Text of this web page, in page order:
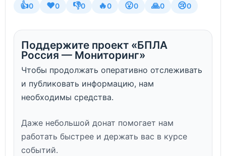
👍0 ❤️0 👎0 🔥0 😮0 🙏0 😢0
Поддержите проект «БПЛА
Россия — Мониторинг»
Чтобы продолжать оперативно отслеживать
и публиковать информацию, нам
необходимы средства.
Даже небольшой донат помогает нам
работать быстрее и держать вас в курсе
событий.